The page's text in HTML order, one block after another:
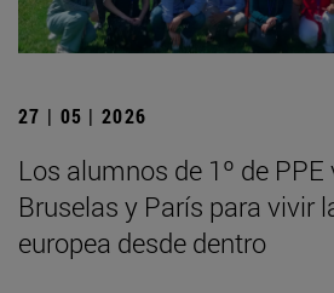
27 | 05 | 2026
Los alumnos de 1º de PPE
Bruselas y París para vivir
europea desde dentro